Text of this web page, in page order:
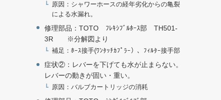
原因：シャワーホースの経年劣化からの亀裂
による水漏れ。
修理部品：TOTO ﾌﾚｷｼﾌﾞﾙﾎｰｽ部 TH501-
3R ※分解図より
補足：ﾎｰｽ接手(ﾜﾝﾀｯﾁｶﾌﾟﾗｰ）、ﾌｨﾙﾀｰ接手部
症状②：レバーを下げても水が止まらない。
レバーの動きが固い・重い。
原因：バルブカートリッジの消耗